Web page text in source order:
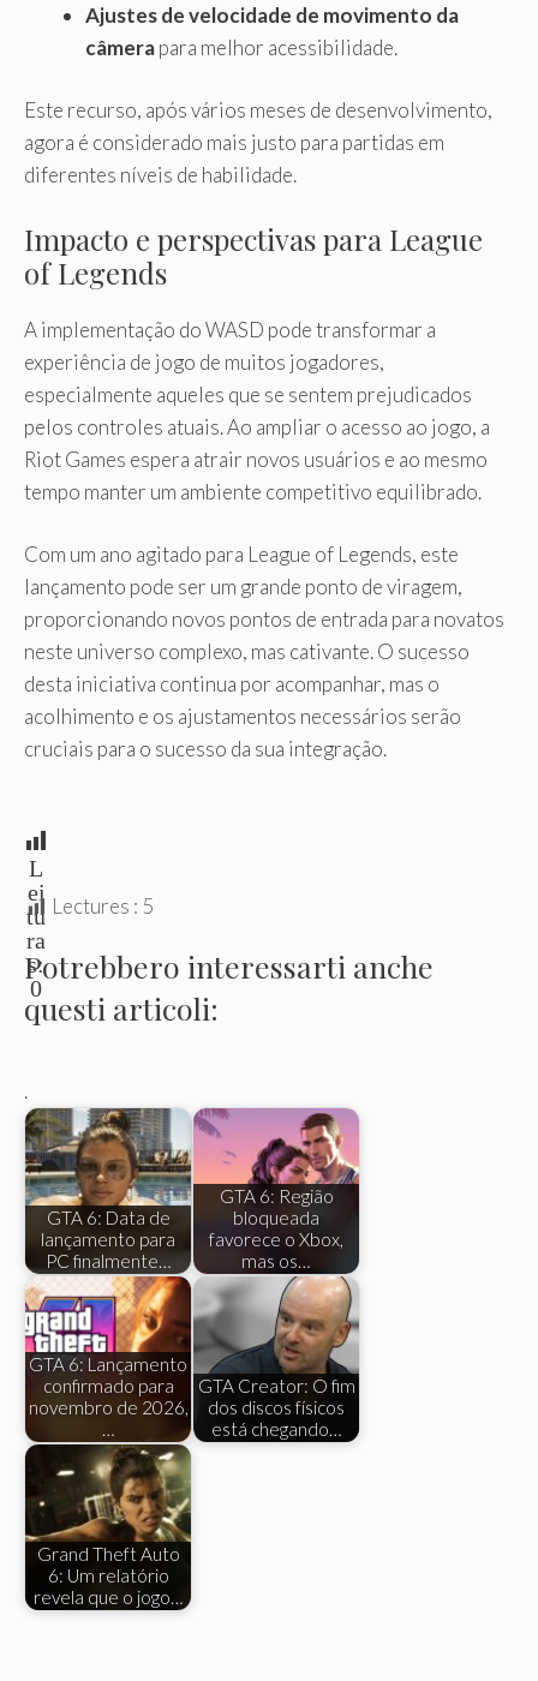
Ajustes de velocidade de movimento da
câmerapara melhor acessibilidade.
Este recurso, após vários meses de desenvolvimento,
agora é considerado mais justo para partidas em
diferentes níveis de habilidade.
Impacto e perspectivas para League
of Legends
A implementação do WASD pode transformar a
experiência de jogo de muitos jogadores,
especialmente aqueles que se sentem prejudicados
pelos controles atuais. Ao ampliar o acesso ao jogo, a
Riot Games espera atrair novos usuários e ao mesmo
tempo manter um ambiente competitivo equilibrado.
Com um ano agitado para League of Legends, este
lançamento pode ser um grande ponto de viragem,
proporcionando novos pontos de entrada para novatos
neste universo complexo, mas cativante. O sucesso
desta iniciativa continua por acompanhar, mas o
acolhimento e os ajustamentos necessários serão
cruciais para o sucesso da sua integração.
L
ei
tu
ra
s:
0
Lectures : 5
Potrebbero interessarti anche
questi articoli:
.
GTA 6: Data de
lançamento para
PC finalmente…
GTA 6: Região
bloqueada
favorece o Xbox,
mas os…
GTA 6: Lançamento
confirmado para
novembro de 2026,
…
GTA Creator: O fim
dos discos físicos
está chegando…
Grand Theft Auto
6: Um relatório
revela que o jogo…